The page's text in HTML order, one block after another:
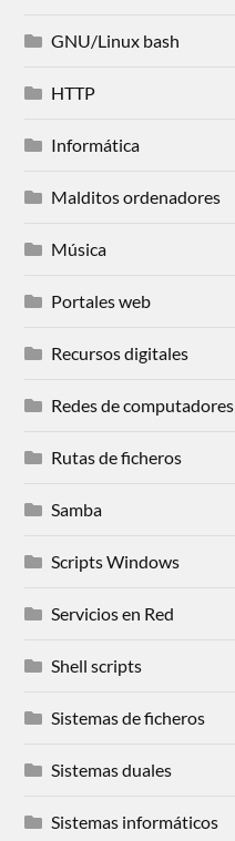
GNU/Linux bash
HTTP
Informática
Malditos ordenadores
Música
Portales web
Recursos digitales
Redes de computadores
Rutas de ficheros
Samba
Scripts Windows
Servicios en Red
Shell scripts
Sistemas de ficheros
Sistemas duales
Sistemas informáticos